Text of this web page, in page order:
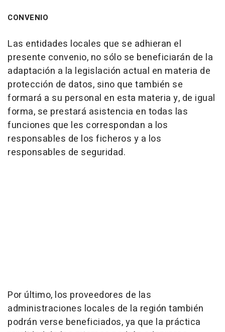
CONVENIO
Las entidades locales que se adhieran el
presente convenio, no sólo se beneficiarán de la
adaptación a la legislación actual en materia de
protección de datos, sino que también se
formará a su personal en esta materia y, de igual
forma, se prestará asistencia en todas las
funciones que les correspondan a los
responsables de los ficheros y a los
responsables de seguridad.
Por último, los proveedores de las
administraciones locales de la región también
podrán verse beneficiados, ya que la práctica